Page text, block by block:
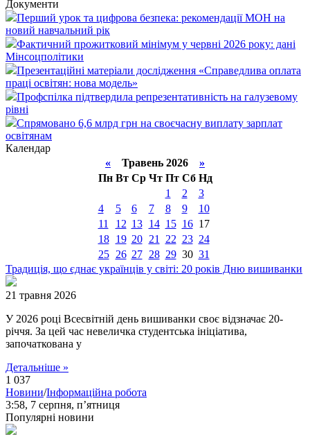
Документи
Перший урок та цифрова безпека: рекомендації МОН на
новий навчальний рік
Фактичний прожитковий мінімум у червні 2026 року: дані
Мінсоцполітики
Презентаційні матеріали дослідження «Справедлива оплата
праці освітян: нова модель»
Профспілка підтвердила репрезентативність на галузевому
рівні
Спрямовано 6,6 млрд грн на своєчасну виплату зарплат
освітянам
Календар
« Травень 2026 »
Пн Вт Ср Чт Пт Сб Нд
1
2
3
4
5 6 7 8 9
10
11
12 13 14 15 16 17
18
19 20 21 22 23 24
25
26 27 28 29 30 31
Традиція, що єднає українців у світі: 20 років Дню вишиванки
21 травня 2026
У 2026 році Всесвітній день вишиванки своє відзначає 20-
річчя. За цей час невеличка студентська ініціатива,
започаткована у
Детальніше »
1 037
Новини/Інформаційна робота
3:58, 7 серпня, п’ятниця
Популярні новини